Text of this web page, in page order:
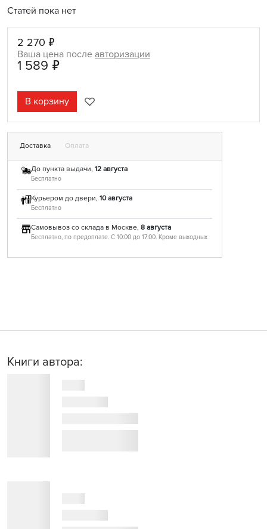
Статей пока нет
2 270 ₽
Ваша цена после авторизации
1 589 ₽
В корзину
Доставка Оплата
До пункта выдачи, 12 августа
Бесплатно
Курьером до двери, 10 августа
Бесплатно
Самовывоз со склада в Москве, 8 августа
Бесплатно, по предоплате. С 10:00 до 17:00. Кроме выходных
Книги автора: